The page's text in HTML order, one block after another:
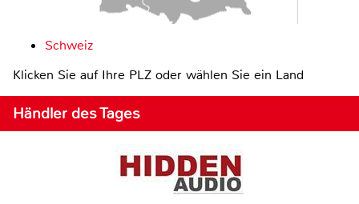
Schweiz
Klicken Sie auf Ihre PLZ oder wählen Sie ein Land
Händler des Tages